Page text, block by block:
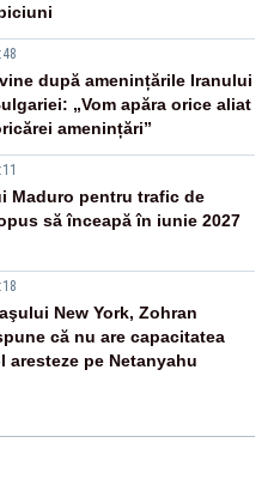
după amenințările Iranului
„Vom apăra orice aliat
amenințări”
Maduro pentru trafic de
să înceapă în iunie 2027
New York, Zohran
că nu are capacitatea
aresteze pe Netanyahu